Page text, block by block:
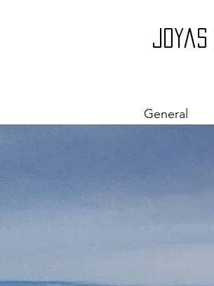
Joyas
General